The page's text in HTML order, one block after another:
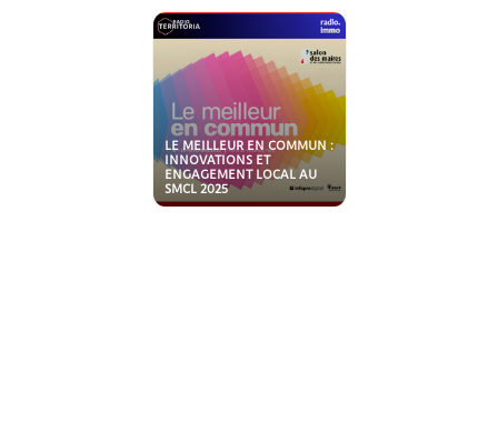
LE MEILLEUR EN COMMUN :
INNOVATIONS ET
ENGAGEMENT LOCAL AU
SMCL 2025